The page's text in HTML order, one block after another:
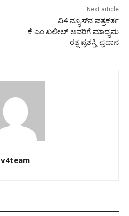
Next article
ವಿ4 ನ್ಯೂಸ್‌ನ ಪತ್ರಕರ್ತ
ಕೆ.ಎಂ.ಖಲೀಲ್ ಅವರಿಗೆ ಮಾಧ್ಯಮ
ರತ್ನ ಪ್ರಶಸ್ತಿ ಪ್ರದಾನ
v4team